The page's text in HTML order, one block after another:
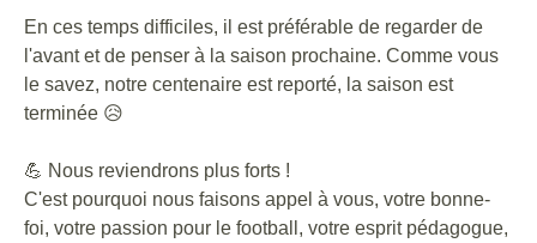
En ces temps difficiles, il est préférable de regarder de
l'avant et de penser à la saison prochaine. Comme vous
le savez, notre centenaire est reporté, la saison est
terminée 😥
💪 Nous reviendrons plus forts !
C'est pourquoi nous faisons appel à vous, votre bonne-
foi, votre passion pour le football, votre esprit pédagogue,